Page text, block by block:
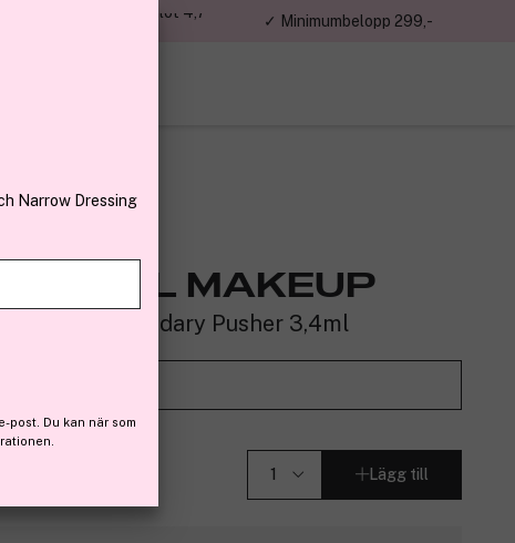
miljon kunder – Trustpilot 4,7
✓ Minimumbelopp 299,-
MAKEUP
Shine Boundary Pusher 3,4ml
Lägg till
Narrow Dressing
post. Du kan när som